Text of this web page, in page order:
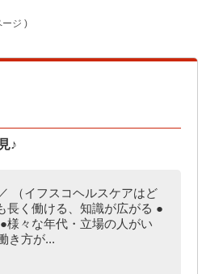
ージ )
♪
（イフスコヘルスケアはど
長く働ける、知識が広がる ●
様々な年代・立場の人がい
き方が...